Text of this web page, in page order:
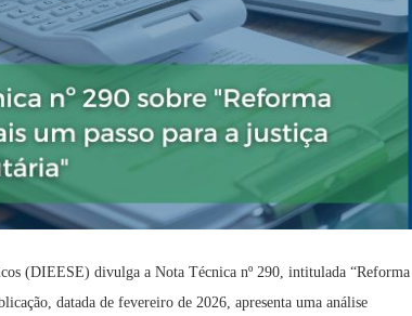
(DIEESE) divulga a Nota Técnica nº 290, intitulada “Reforma
datada de fevereiro de 2026, apresenta uma análise